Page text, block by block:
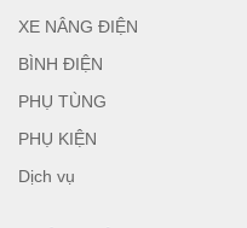
XE NÂNG ĐIỆN
BÌNH ĐIỆN
PHỤ TÙNG
PHỤ KIỆN
Dịch vụ